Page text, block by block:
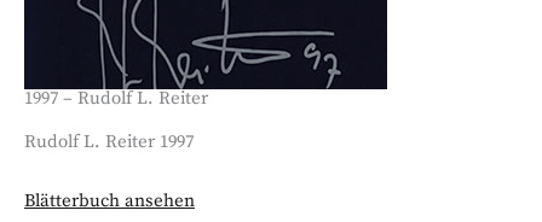
1997 – Rudolf L. Reiter
Rudolf L. Reiter 1997
Blätterbuch ansehen